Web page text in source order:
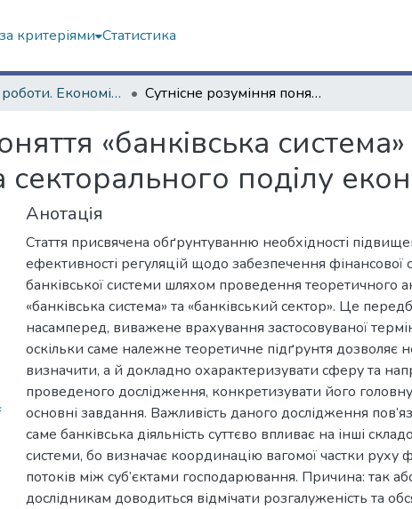
критеріями Статистика
Наукові роботи. Економічний факультет Сутнісне розуміння поняття «банківська система» в контексті системного аналізу та секторального поділу економіки
«банківська система»
секторального поділу
Анотація
Стаття присвячена обґрунтуванню необхідності
ефективності регуляцій щодо забезпечення фінансової
банківської системи шляхом проведення теоретичного
«банківська система» та «банківський сектор». Це
насамперед, виважене врахування застосовуваної
оскільки саме належне теоретичне підґрунтя дозволяє
визначити, а й докладно охарактеризувати сферу та
проведеного дослідження, конкретизувати його
основні завдання. Важливість даного дослідження
саме банківська діяльність суттєво впливає на інші
системи, бо визначає координацію вагомої частки руху
потоків між суб’єктами господарювання. Причина: так
дослідникам доводиться відмічати розгалуженість та